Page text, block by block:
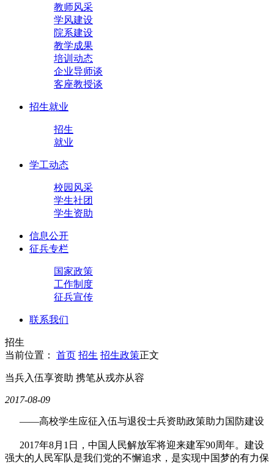
教师风采
学风建设
院系建设
教学成果
培训动态
企业导师谈
客座教授谈
招生就业
招生
就业
学工动态
校园风采
学生社团
学生资助
信息公开
征兵专栏
国家政策
工作制度
征兵宣传
联系我们
招生
当前位置：
首页 招生 招生政策正文
当兵入伍享资助 携笔从戎亦从容
2017-08-09
——高校学生应征入伍与退役士兵资助政策助力国防建设
2017年8月1日，中国人民解放军将迎来建军90周年。建设
强大的人民军队是我们党的不懈追求，是实现中国梦的有力保